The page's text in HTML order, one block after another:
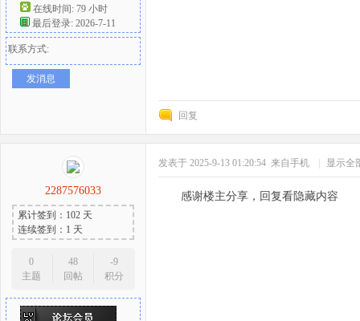
在线时间: 79 小时
最后登录: 2026-7-11
联系方式:
发消息
回复
2287576033
累计签到：102 天
连续签到：1 天
0
主题
48
回帖
-9
积分
发表于 2025-9-13 01:20:54 来自手机 显示全
感谢楼主分享，回复看隐藏内容